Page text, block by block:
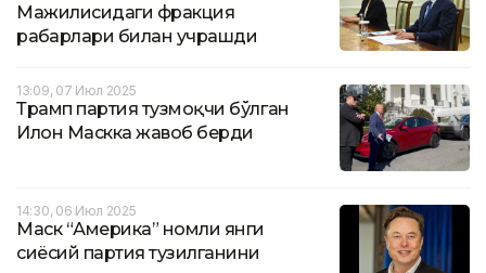
Мажилисидаги фракция
раҳбарлари билан учрашди
13:09, 07 Июл 2025
Трамп партия тузмоқчи бўлган
Илон Маскка жавоб берди
14:30, 06 Июл 2025
Маск “Америка” номли янги
сиёсий партия тузилганини